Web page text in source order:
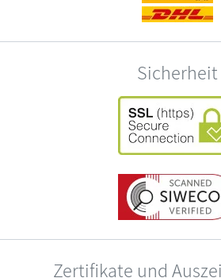
Sicherheit
Zertifikate und